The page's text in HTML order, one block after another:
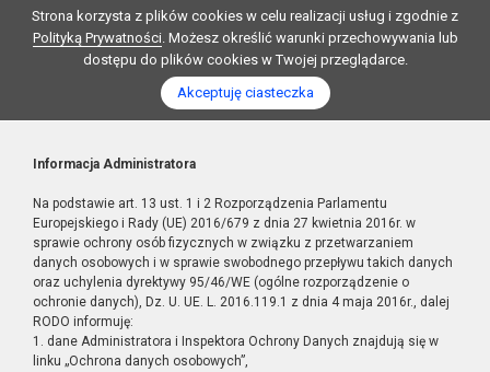
Strona korzysta z plików cookies w celu realizacji usług i zgodnie z
Polityką Prywatności. Możesz określić warunki przechowywania lub
dostępu do plików cookies w Twojej przeglądarce.
Akceptuję ciasteczka
Informacja Administratora
Na podstawie art. 13 ust. 1 i 2 Rozporządzenia Parlamentu
Europejskiego i Rady (UE) 2016/679 z dnia 27 kwietnia 2016r. w
sprawie ochrony osób fizycznych w związku z przetwarzaniem
danych osobowych i w sprawie swobodnego przepływu takich danych
oraz uchylenia dyrektywy 95/46/WE (ogólne rozporządzenie o
ochronie danych), Dz. U. UE. L. 2016.119.1 z dnia 4 maja 2016r., dalej
RODO informuję:
1. dane Administratora i Inspektora Ochrony Danych znajdują się w
linku „Ochrona danych osobowych”,